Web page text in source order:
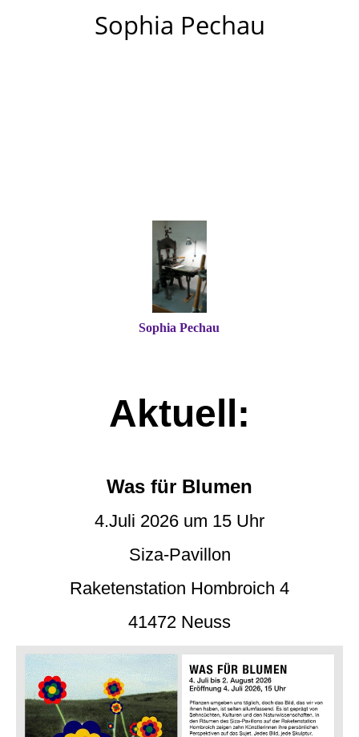
Sophia Pechau
Sophia Pechau
Aktuell:
Was für Blumen
4.Juli 2026 um 15 Uhr
Siza-Pavillon
Raketenstation Hombroich 4
41472 Neuss